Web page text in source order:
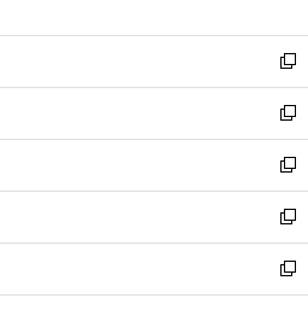
開
く
ウ
で
開
く
ン
ド
ウ
で
開
く
ウ
ィ
ン
ド
ウ
で
開
く
新
し
い
ウ
ィ
ン
ド
ウ
で
開
新
し
い
ウ
ィ
ン
ド
ウ
新
し
い
ウ
ィ
ン
新
し
い
ウ
新
し